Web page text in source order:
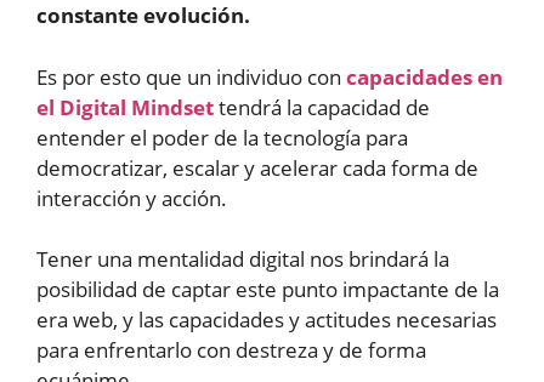
constante evolución.
Es por esto que un individuo con capacidades en
el Digital Mindsettendrá la capacidad de
entender el poder de la tecnología para
democratizar, escalar y acelerar cada forma de
interacción y acción.
Tener una mentalidad digital nos brindará la
posibilidad de captar este punto impactante de la
era web, y las capacidades y actitudes necesarias
para enfrentarlo con destreza y de forma